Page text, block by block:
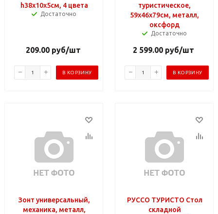
h38х10х5см, 4 цвета
Достаточно
209.00руб/шт
В КОРЗИНУ
туристическое,
59х46х79см, металл,
оксфорд
Достаточно
2 599.00 руб/шт
В КОРЗИНУ
Зонт универсальный,
механика, металл,
РУССО ТУРИСТО Стол
складной